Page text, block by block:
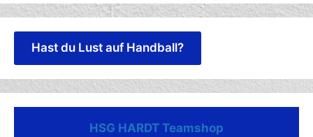
Hast du Lust auf Handball?
HSG HARDT Teamshop